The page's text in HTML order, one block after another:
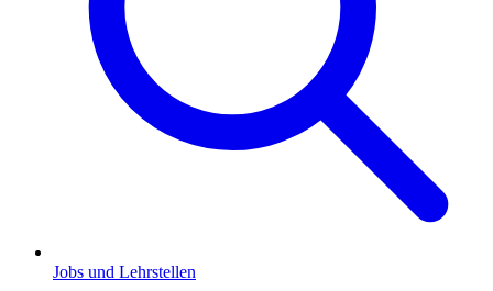
Jobs und Lehrstellen